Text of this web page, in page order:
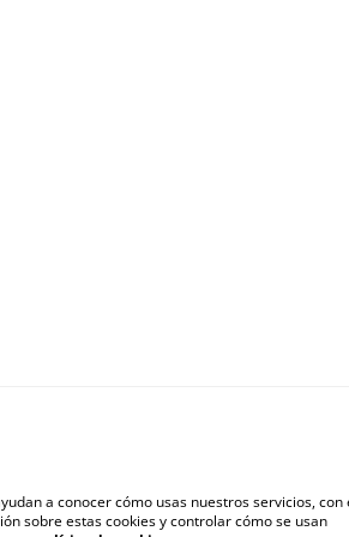
Entregas Instagram
a conocer cómo usas nuestros servicios, con
sobre estas cookies y controlar cómo se usan